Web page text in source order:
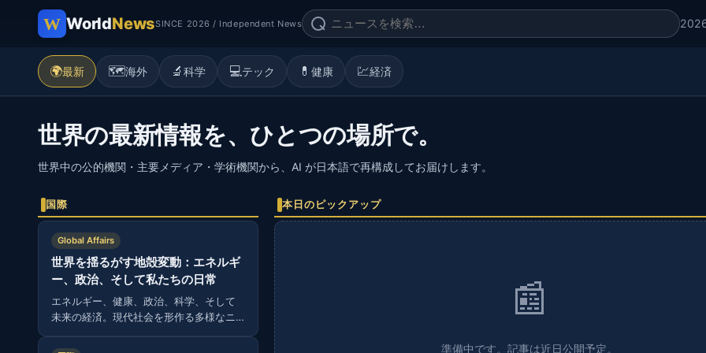
WorldNewsSINCE 2026 / Independent News
🌍最新 🗺️海外 🔬 科学 💻テック 💊 健康 💹経済
世界の最新情報を、ひとつの場所で。
世界中の公的機関・主要メディア・学術機関から、AI が日本語で再構成してお届けします。
国際
Global Affairs
世界を揺るがす地殻変動：エネルギ
ー、政治、そして私たちの日常
エネルギー、健康、政治、科学、そして
未来の経済。現代社会を形作る多様なニ
点。
本日のピックアップ
📰
準備中です。記事は近日公開予定。